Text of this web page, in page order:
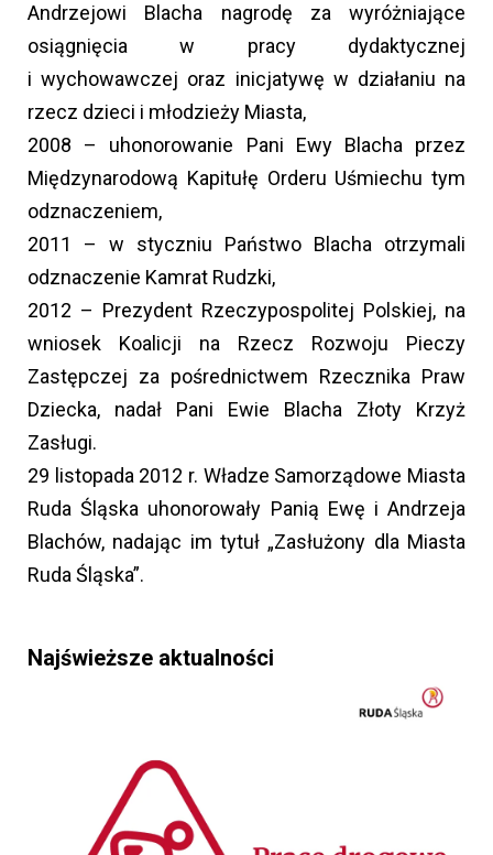
Andrzejowi Blacha nagrodę za wyróżniające
osiągnięcia w pracy dydaktycznej
i wychowawczej oraz inicjatywę w działaniu na
rzecz dzieci i młodzieży Miasta,
2008 – uhonorowanie Pani Ewy Blacha przez
Międzynarodową Kapitułę Orderu Uśmiechu tym
odznaczeniem,
2011 – w styczniu Państwo Blacha otrzymali
odznaczenie Kamrat Rudzki,
2012 – Prezydent Rzeczypospolitej Polskiej, na
wniosek Koalicji na Rzecz Rozwoju Pieczy
Zastępczej za pośrednictwem Rzecznika Praw
Dziecka, nadał Pani Ewie Blacha Złoty Krzyż
Zasługi.
29 listopada 2012 r. Władze Samorządowe Miasta
Ruda Śląska uhonorowały Panią Ewę i Andrzeja
Blachów, nadając im tytuł „Zasłużony dla Miasta
Ruda Śląska”.
Najświeższe aktualności